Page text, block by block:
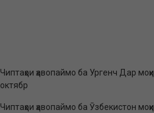
Чиптаҳои ҳавопаймо ба Ургенч Дар моҳи
октябр
Чиптаҳои ҳавопаймо ба Ӯзбекистон моҳи